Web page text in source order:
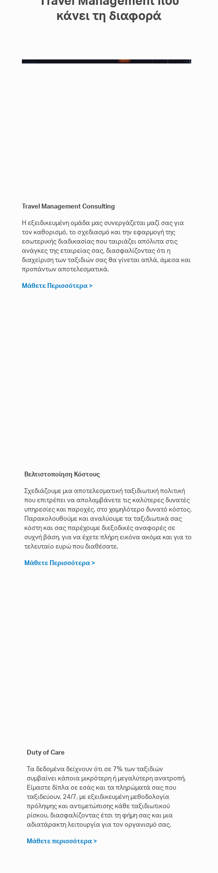
κάνει τη διαφορά
Travel Management Consulting
Η εξειδικευμένη ομάδα μας συνεργάζεται μαζί σας για
τον καθορισμό, το σχεδιασμό και την εφαρμογή της
εσωτερικής διαδικασίας που ταιριάζει απόλυτα στις
ανάγκες της εταιρείας σας, διασφαλίζοντας ότι η
διαχείριση των ταξιδιών σας θα γίνεται απλά, άμεσα και
προπάντων αποτελεσματικά.
Μάθετε Περισσότερα >
Βελτιστοποίηση Κόστους
Σχεδιάζουμε μια αποτελεσματική ταξιδιωτική πολιτική
που επιτρέπει να απολαμβάνετε τις καλύτερες δυνατές
υπηρεσίες και παροχές, στο χαμηλότερο δυνατό κόστος.
Παρακολουθούμε και αναλύουμε τα ταξιδιωτικά σας
κόστη και σας παρέχουμε διεξοδικές αναφορές σε
συχνή βάση, για να έχετε πλήρη εικόνα ακόμα και για το
τελευταίο ευρώ που διαθέσατε.
Μάθετε Περισσότερα >
Duty of Care
Τα δεδομένα δείχνουν ότι σε 7% των ταξιδιών
συμβαίνει κάποια μικρότερη ή μεγαλύτερη ανατροπή.
Είμαστε δίπλα σε εσάς και τα πληρώματά σας που
ταξιδεύουν, 24/7, με εξειδικευμένη μεθοδολογία
πρόληψης και αντιμετώπισης κάθε ταξιδιωτικού
ρίσκου, διασφαλίζοντας έτσι τη φήμη σας και μια
αδιατάρακτη λειτουργία για τον οργανισμό σας.
Μάθετε περισσότερα >